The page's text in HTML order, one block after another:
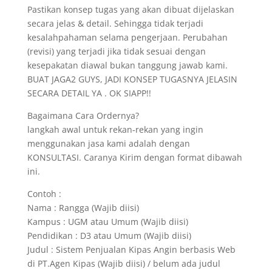
Pastikan konsep tugas yang akan dibuat dijelaskan
secara jelas & detail. Sehingga tidak terjadi
kesalahpahaman selama pengerjaan. Perubahan
(revisi) yang terjadi jika tidak sesuai dengan
kesepakatan diawal bukan tanggung jawab kami.
BUAT JAGA2 GUYS, JADI KONSEP TUGASNYA JELASIN
SECARA DETAIL YA . OK SIAPP!!
Bagaimana Cara Ordernya?
langkah awal untuk rekan-rekan yang ingin
menggunakan jasa kami adalah dengan
KONSULTASI. Caranya Kirim dengan format dibawah
ini.
Contoh :
Nama : Rangga (Wajib diisi)
Kampus : UGM atau Umum (Wajib diisi)
Pendidikan : D3 atau Umum (Wajib diisi)
Judul : Sistem Penjualan Kipas Angin berbasis Web
di PT.Agen Kipas (Wajib diisi) / belum ada judul